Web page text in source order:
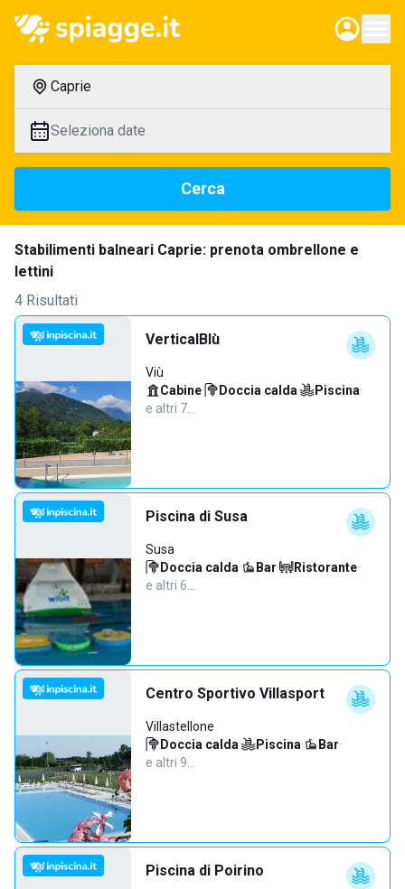
Caprie
Seleziona date
Cerca
Stabilimenti balneari Caprie: prenota ombrellone e
lettini
4 Risultati
VerticalBlù
Viù
Cabine· Doccia calda· Piscina·
e altri 7…
Piscina di Susa
Susa
Doccia calda· Bar· Ristorante·
e altri 6…
Centro Sportivo Villasport
Villastellone
Doccia calda· Piscina· Bar·
e altri 9…
Piscina di Poirino